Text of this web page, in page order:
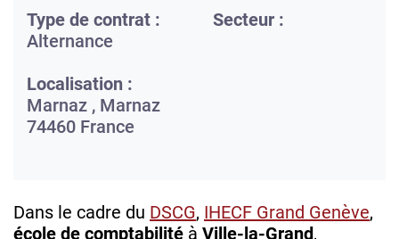
Type de contrat :
Alternance
Secteur :
Localisation :
Marnaz , Marnaz
74460 France
Dans le cadre du DSCG, IHECF Grand Genève,
école de comptabilité à Ville-la-Grand,